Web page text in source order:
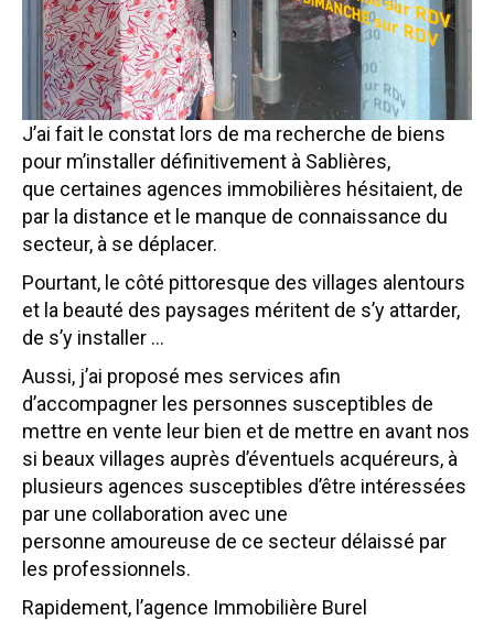
J’ai fait le constat lors de ma recherche de biens
pour m’installer définitivement à Sablières,
que certaines agences immobilières hésitaient, de
par la distance et le manque de connaissance du
secteur, à se déplacer.
Pourtant, le côté pittoresque des villages alentours
et la beauté des paysages méritent de s’y attarder,
de s’y installer …
Aussi, j’ai proposé mes services afin
d’accompagner les personnes susceptibles de
mettre en vente leur bien et de mettre en avant nos
si beaux villages auprès d’éventuels acquéreurs, à
plusieurs agences susceptibles d’être intéressées
par une collaboration avec une
personne amoureuse de ce secteur délaissé par
les professionnels.
Rapidement, l’agence Immobilière Burel